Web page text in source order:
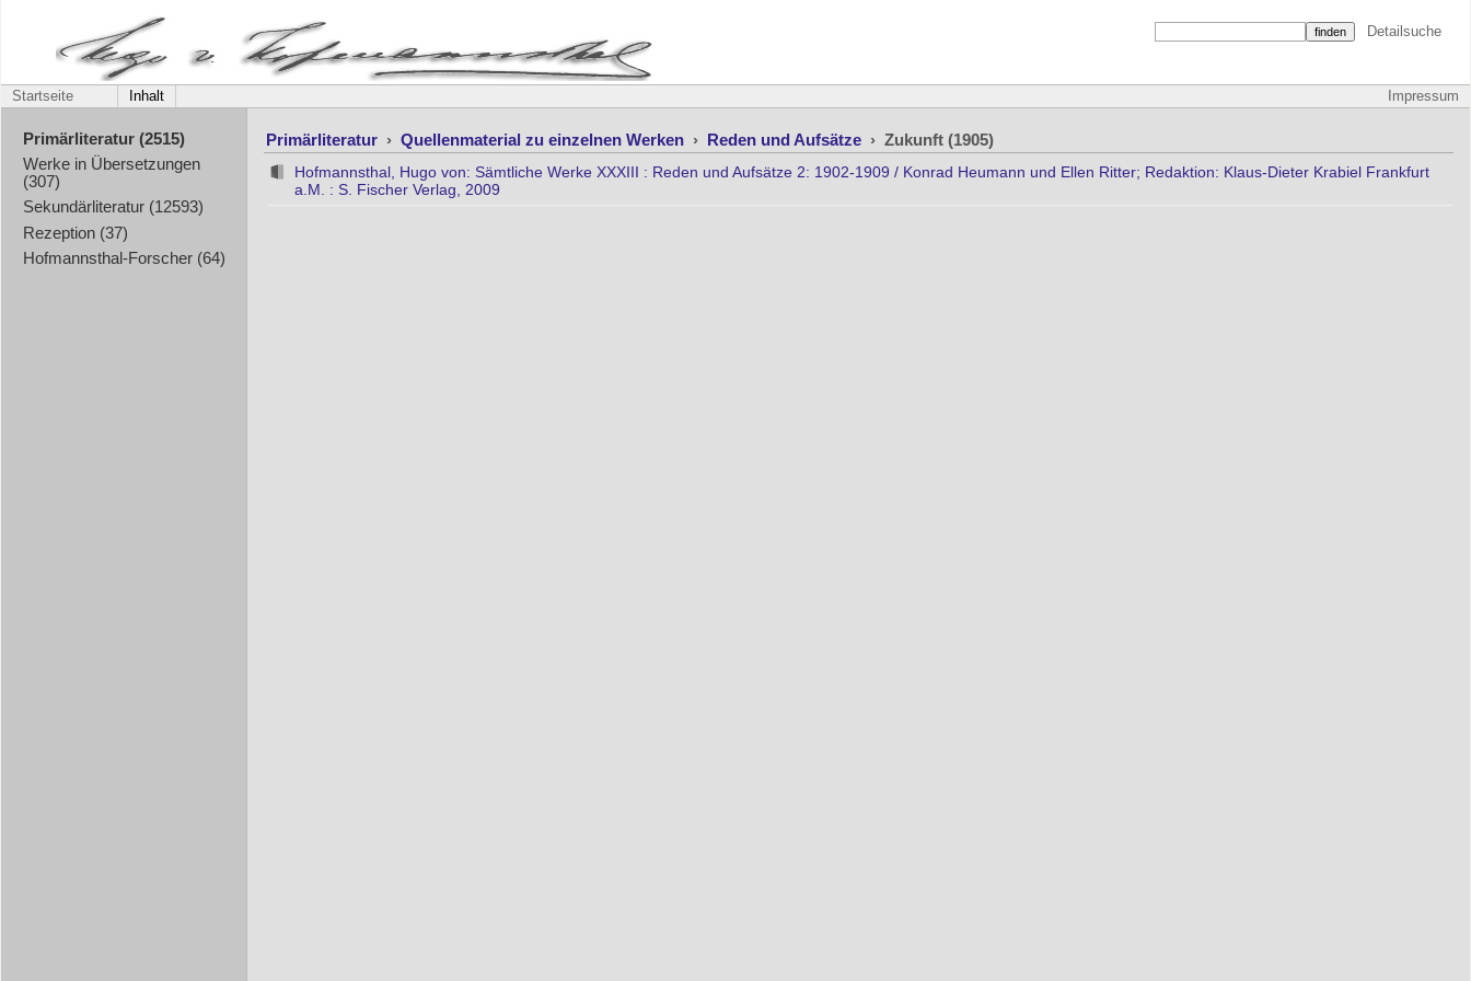
Detailsuche
Impressum
Startseite Inhalt
Primärliteratur (2515)
Werke in Übersetzungen
(307)
Sekundärliteratur (12593)
Rezeption (37)
Hofmannsthal-Forscher (64)
Primärliteratur › Quellenmaterial zu einzelnen Werken › Reden und Aufsätze › Zukunft (1905)
Hofmannsthal, Hugo von: Sämtliche Werke XXXIII : Reden und Aufsätze 2: 1902-1909 / Konrad Heumann und Ellen Ritter; Redaktion: Klaus-Dieter Krabiel Frankfurt
a.M. : S. Fischer Verlag, 2009